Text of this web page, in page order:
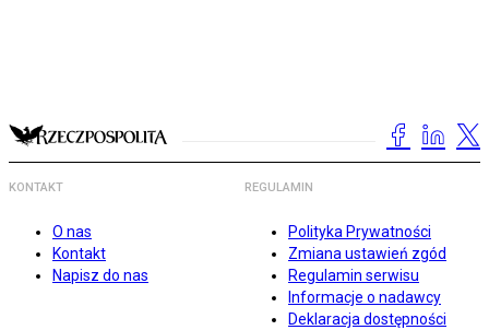
KONTAKT
O nas
Kontakt
Napisz do nas
REGULAMIN
Polityka Prywatności
Zmiana ustawień zgód
Regulamin serwisu
Informacje o nadawcy
Deklaracja dostępności